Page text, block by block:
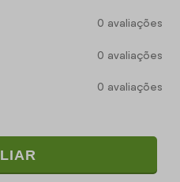
0 avaliações
0 avaliações
0 avaliações